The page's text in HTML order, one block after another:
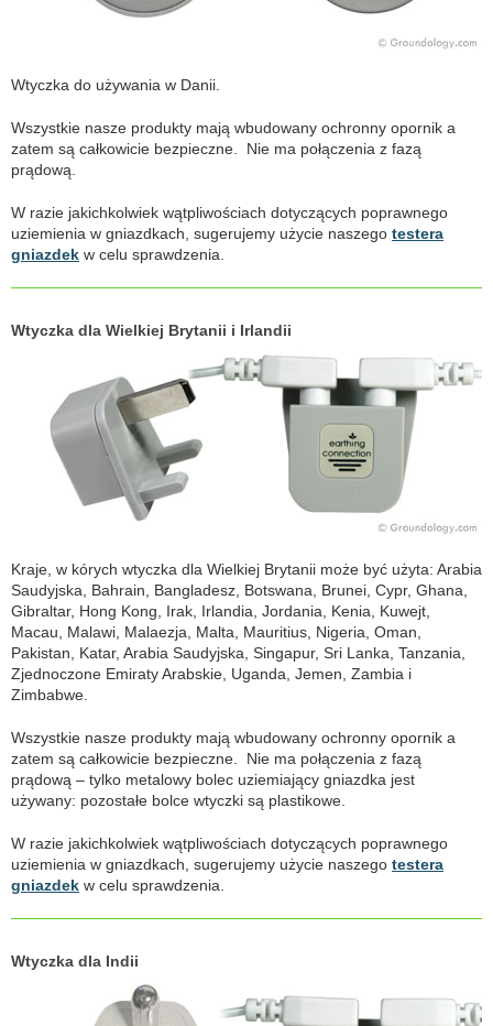
Wtyczka do używania w Danii.
Wszystkie nasze produkty mają wbudowany ochronny opornik a
zatem są całkowicie bezpieczne. Nie ma połączenia z fazą
prądową.
W razie jakichkolwiek wątpliwościach dotyczących poprawnego
uziemienia w gniazdkach, sugerujemy użycie naszego testera
gniazdek w celu sprawdzenia.
Wtyczka dla Wielkiej Brytanii i Irlandii
Kraje, w kórych wtyczka dla Wielkiej Brytanii może być użyta: Arabia
Saudyjska, Bahrain, Bangladesz, Botswana, Brunei, Cypr, Ghana,
Gibraltar, Hong Kong, Irak, Irlandia, Jordania, Kenia, Kuwejt,
Macau, Malawi, Malaezja, Malta, Mauritius, Nigeria, Oman,
Pakistan, Katar, Arabia Saudyjska, Singapur, Sri Lanka, Tanzania,
Zjednoczone Emiraty Arabskie, Uganda, Jemen, Zambia i
Zimbabwe.
Wszystkie nasze produkty mają wbudowany ochronny opornik a
zatem są całkowicie bezpieczne. Nie ma połączenia z fazą
prądową – tylko metalowy bolec uziemiający gniazdka jest
używany: pozostałe bolce wtyczki są plastikowe.
W razie jakichkolwiek wątpliwościach dotyczących poprawnego
uziemienia w gniazdkach, sugerujemy użycie naszego testera
gniazdek w celu sprawdzenia.
Wtyczka dla Indii